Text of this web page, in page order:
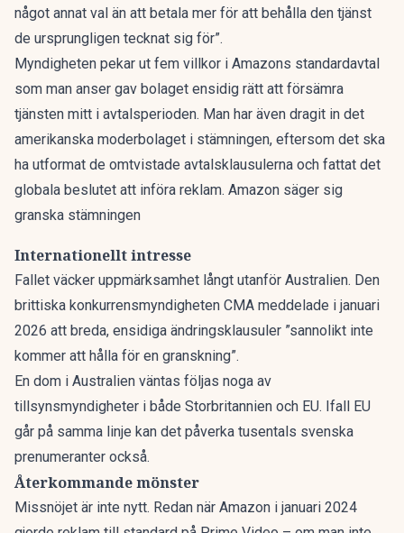
något annat val än att betala mer för att behålla den tjänst
de ursprungligen tecknat sig för”.
Myndigheten pekar ut fem villkor i Amazons standardavtal
som man anser gav bolaget ensidig rätt att försämra
tjänsten mitt i avtalsperioden. Man har även dragit in det
amerikanska moderbolaget i stämningen, eftersom det ska
ha utformat de omtvistade avtalsklausulerna och fattat det
globala beslutet att införa reklam. Amazon säger sig
granska stämningen
Internationellt intresse
Fallet väcker uppmärksamhet långt utanför Australien. Den
brittiska konkurrensmyndigheten CMA meddelade i januari
2026 att breda, ensidiga ändringsklausuler ”sannolikt inte
kommer att hålla för en granskning”.
En dom i Australien väntas följas noga av
tillsynsmyndigheter i både Storbritannien och EU. Ifall EU
går på samma linje kan det påverka tusentals svenska
prenumeranter också.
Återkommande mönster
Missnöjet är inte nytt. Redan när Amazon i januari 2024